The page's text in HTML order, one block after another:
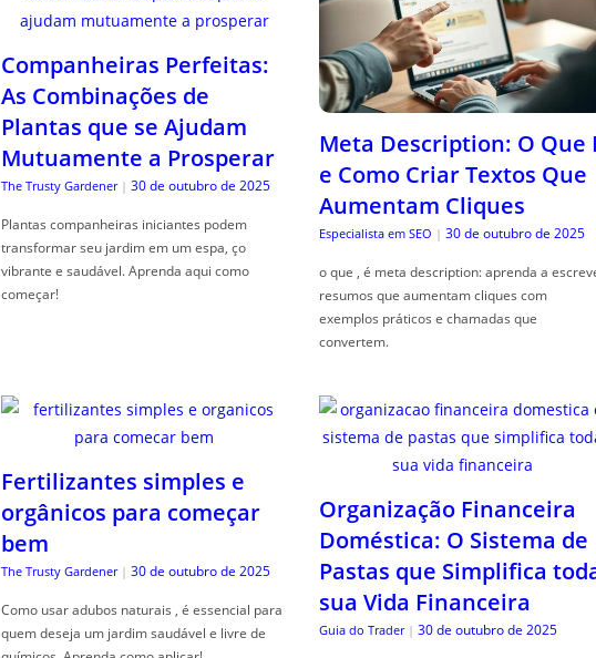
Companheiras Perfeitas:
As Combinações de
Plantas que se Ajudam
Mutuamente a Prosperar
The Trusty Gardener | 30 de outubro de 2025
Plantas companheiras iniciantes podem
transformar seu jardim em um espa, ço
vibrante e saudável. Aprenda aqui como
começar!
Meta Description: O Que
e Como Criar Textos Que
Aumentam Cliques
Especialista em SEO | 30 de outubro de 2025
o que , é meta description: aprenda a
resumos que aumentam cliques com
exemplos práticos e chamadas que
convertem.
Fertilizantes simples e
orgânicos para começar
bem
The Trusty Gardener | 30 de outubro de 2025
Como usar adubos naturais , é essencial para
quem deseja um jardim saudável e livre de
Organização Financeira
Doméstica: O Sistema de
Pastas que Simplifica
sua Vida Financeira
Guia do Trader | 30 de outubro de 2025